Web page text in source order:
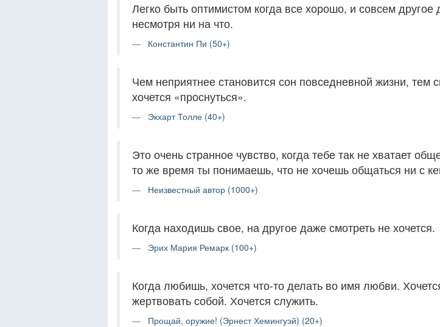
Легко быть оптимистом когда все хорошо, и совсем другое
несмотря ни на что.
Константин Пи (50+)
Чем неприятнее становится сон повседневной жизни, тем
хочется «проснуться».
Экхарт Толле (40+)
Это очень странное чувство, когда тебе так не хватает
то же время ты понимаешь, что не хочешь общаться ни с
Неизвестный автор (1000+)
Когда находишь свое, на другое даже смотреть не хочется.
Эрих Мария Ремарк (100+)
Когда любишь, хочется что-то делать во имя любви.
жертвовать собой. Хочется служить.
Прощай, оружие! (Эрнест Хемингуэй) (20+)